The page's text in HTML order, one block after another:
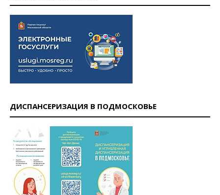
ДИСПАНСЕРИЗАЦИЯ В ПОДМОСКОВЬЕ